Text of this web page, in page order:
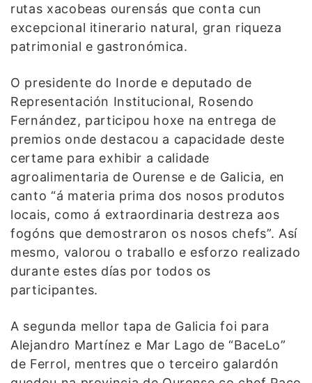
rutas xacobeas ourensás que conta cun
excepcional itinerario natural, gran riqueza
patrimonial e gastronómica.
O presidente do Inorde e deputado de
Representación Institucional, Rosendo
Fernández, participou hoxe na entrega de
premios onde destacou a capacidade deste
certame para exhibir a calidade
agroalimentaria de Ourense e de Galicia, en
canto “á materia prima dos nosos produtos
locais, como á extraordinaria destreza aos
fogóns que demostraron os nosos chefs”. Así
mesmo, valorou o traballo e esforzo realizado
durante estes días por todos os
participantes.
A segunda mellor tapa de Galicia foi para
Alejandro Martínez e Mar Lago de “BaceLo”
de Ferrol, mentres que o terceiro galardón